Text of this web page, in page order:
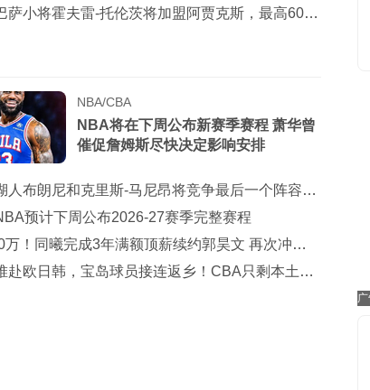
萨小将霍夫雷-托伦茨将加盟阿贾克斯，最高600
NBA/CBA
NBA将在下周公布新赛季赛程 萧华曾
催促詹姆斯尽快决定影响安排
人布朗尼和克里斯-马尼昂将竞争最后一个阵容名
预计下周公布2026-27赛季完整赛程
万！同曦完成3年满额顶薪续约郭昊文 再次冲
回归
赴欧日韩，宝岛球员接连返乡！CBA只剩本土铁